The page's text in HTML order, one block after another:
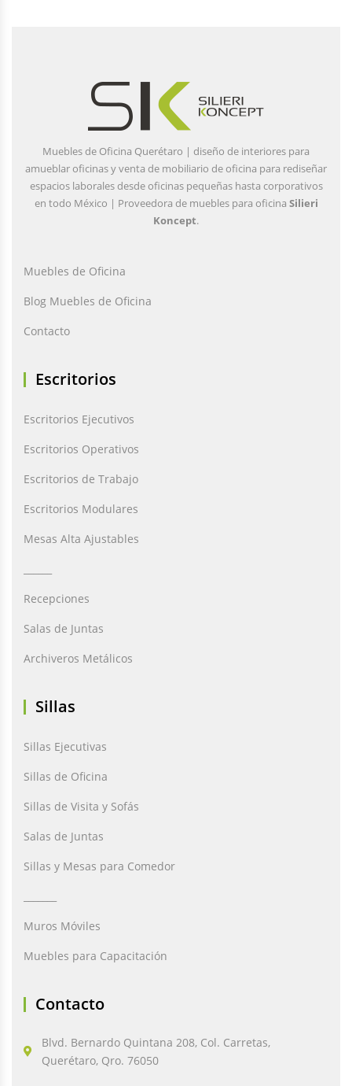
Muebles de Oficina Querétaro | diseño de interiores para
amueblar oficinas y venta de mobiliario de oficina para rediseñar
espacios laborales desde oficinas pequeñas hasta corporativos
en todo México | Proveedora de muebles para oficina Silieri
Koncept.
Muebles de Oficina
Blog Muebles de Oficina
Contacto
Escritorios
Escritorios Ejecutivos
Escritorios Operativos
Escritorios de Trabajo
Escritorios Modulares
Mesas Alta Ajustables
Recepciones
Salas de Juntas
Archiveros Metálicos
Sillas
Sillas Ejecutivas
Sillas de Oficina
Sillas de Visita y Sofás
Salas de Juntas
Sillas y Mesas para Comedor
Muros Móviles
Muebles para Capacitación
Contacto
Blvd. Bernardo Quintana 208, Col. Carretas,
Querétaro, Qro. 76050